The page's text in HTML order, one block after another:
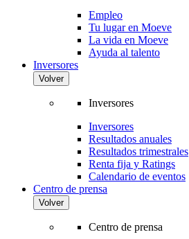
Empleo
Tu lugar en Moeve
La vida en Moeve
Ayuda al talento
Inversores
Volver
Inversores
Inversores
Resultados anuales
Resultados trimestrales
Renta fija y Ratings
Calendario de eventos
Centro de prensa
Volver
Centro de prensa